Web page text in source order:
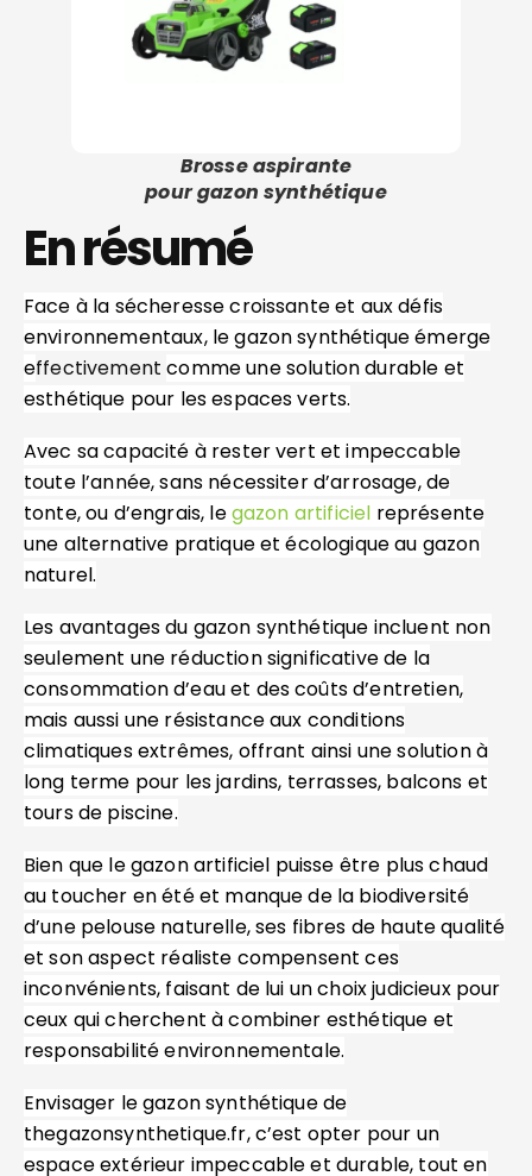
Brosse aspirante
pour gazon synthétique
En résumé
Face à la sécheresse croissante et aux défis
environnementaux, le gazon synthétique émerge
effectivementcomme une solution durable et
esthétique pour les espaces verts.
Avec sa capacité à rester vert et impeccable
toute l’année, sans nécessiter d’arrosage, de
tonte, ou d’engrais, legazon artificiel représente
une alternative pratique et écologique au gazon
naturel.
Les avantages du gazon synthétique incluent non
seulement une réduction significative de la
consommation d’eau et des coûts d’entretien,
mais aussi une résistance aux conditions
climatiques extrêmes, offrant ainsi une solution à
long terme pour les jardins, terrasses, balcons et
tours de piscine.
Bien que le gazon artificiel puisse être plus chaud
au toucher en été et manque de la biodiversité
d’une pelouse naturelle, ses fibres de haute qualité
et son aspect réaliste compensent ces
inconvénients, faisant de lui un choix judicieux pour
ceux qui cherchent à combiner esthétique et
responsabilité environnementale.
Envisager le gazon synthétique de
thegazonsynthetique.fr, c’est opter pour un
espace extérieur impeccable et durable, tout en